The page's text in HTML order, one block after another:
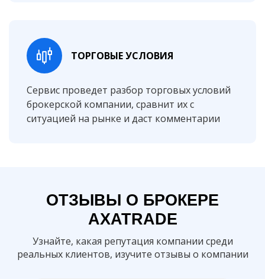
ТОРГОВЫЕ УСЛОВИЯ
Сервис проведет разбор торговых условий
брокерской компании, сравнит их с
ситуацией на рынке и даст комментарии
ОТЗЫВЫ О БРОКЕРЕ
AXATRADE
Узнайте, какая репутация компании среди
реальных клиентов, изучите отзывы о компании